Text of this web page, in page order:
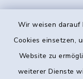
Wir weisen darauf
Cookies einsetzen,
Website zu
weiterer Dienste